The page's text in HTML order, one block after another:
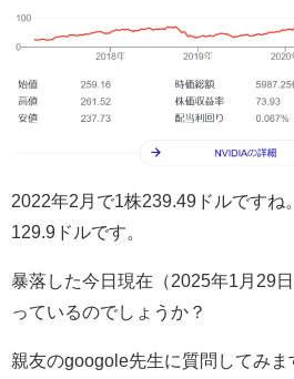
2022年2月で1株239.49ドルですね
129.9ドルです。
暴落した今日現在（2025年1月29
っているのでしょうか？
親友のgoogole先生に質問してみま